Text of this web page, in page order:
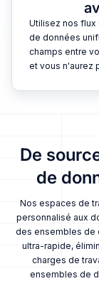
Utilisez nos flux
de données
champs entre
et vous n'aurez
De
de
Nos espaces de
personnalisé aux
des ensembles de
ultra-rapide,
charges de
ensembles de